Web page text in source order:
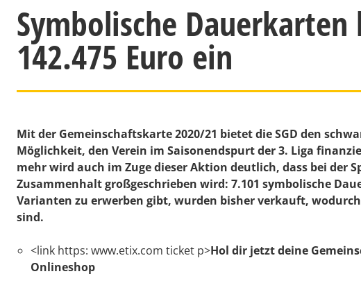
Symbolische
142.475 Euro ein
Mit der Gemeinschaftskarte 2020/21 bietet die SGD den
Möglichkeit, den Verein im Saisonendspurt der 3. Liga
mehr wird auch im Zuge dieser Aktion deutlich, dass bei der
Zusammenhalt großgeschrieben wird: 7.101 symbolische
Varianten zu erwerben gibt, wurden bisher verkauft,
sind.
<link https: www.etix.com ticket p>Hol dir jetzt deine
Onlineshop